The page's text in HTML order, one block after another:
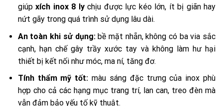
giúpxích inox 8 lychịu được lực kéo lớn, ít bị giãn hay
nứt gãy trong quá trình sử dụng lâu dài.
An toàn khi sử dụng:bề mặt nhẵn, không có ba via sắc
cạnh, hạn chế gây trầy xước tay và không làm hư hại
thiết bị kết nối như móc, ma ní, tăng đơ.
Tính thẩm mỹ tốt: màu sáng đặc trưng của inox phù
hợp cho cả các hạng mục trang trí, lan can, treo đèn mà
vẫn đảm bảo yếu tố kỹ thuật.